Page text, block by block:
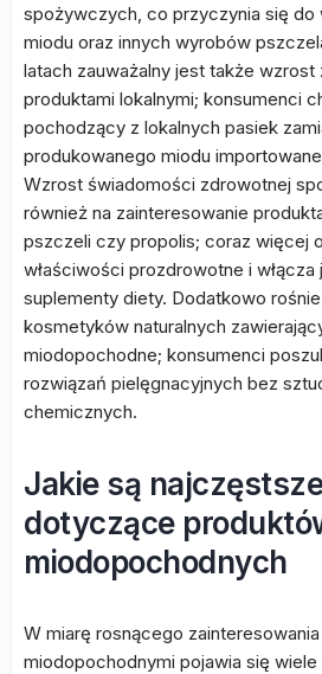
spożywczych, co przyczynia się do
miodu oraz innych wyrobów
latach zauważalny jest także wzrost
produktami lokalnymi; konsumenci
pochodzący z lokalnych pasiek
produkowanego miodu
Wzrost świadomości zdrowotnej
również na zainteresowanie
pszczeli czy propolis; coraz więcej
właściwości prozdrowotne i
suplementy diety. Dodatkowo
kosmetyków naturalnych
miodopochodne; konsumenci
rozwiązań pielęgnacyjnych bez
chemicznych.
Jakie są
dotyczące
miodopochodnych
W miarę rosnącego
miodopochodnymi pojawia się